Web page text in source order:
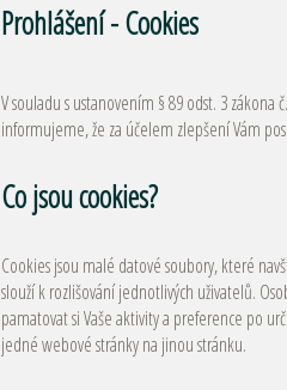
Prohlášení - Cookies
V souladu s ustanovením § 89 odst. 3
informujeme, že za účelem zlepšení Vám
Co jsou cookies?
Cookies jsou malé datové soubory, které
slouží k rozlišování jednotlivých uživatelů.
pamatovat si Vaše aktivity a preference po
jedné webové stránky na jinou stránku.